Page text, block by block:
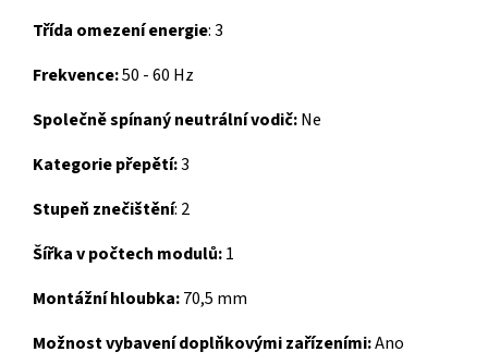
Třída omezení energie:3
Frekvence:50 - 60 Hz
Společně spínaný neutrální vodič:Ne
Kategorie přepětí:3
Stupeň znečištění: 2
Šířka v počtech modulů:1
Montážní hloubka:70,5 mm
Možnost vybavení doplňkovými zařízeními:Ano